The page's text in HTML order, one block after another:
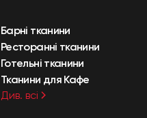
Барні тканини
Ресторанні тканини
Готельні тканини
Тканини для Кафе
Див. всі